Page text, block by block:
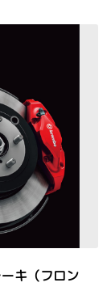
キ（フロン